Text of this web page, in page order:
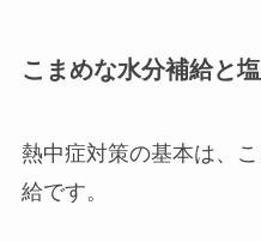
こまめな水分補給と
熱中症対策の基本は、
給です。